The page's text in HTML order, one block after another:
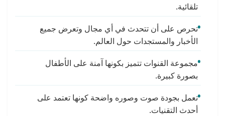
تلقائية.
تحرص على أن تتحدث في أي مجال وتعرض جميع
الأخبار والمستجدات حول العالم.
مجموعة القنوات تتميز بكونها آمنة على الأطفال
بصورة كبيرة.
تعمل بجودة صوت وصوره واضحة كونها تعتمد على
أحدث التقنيات.